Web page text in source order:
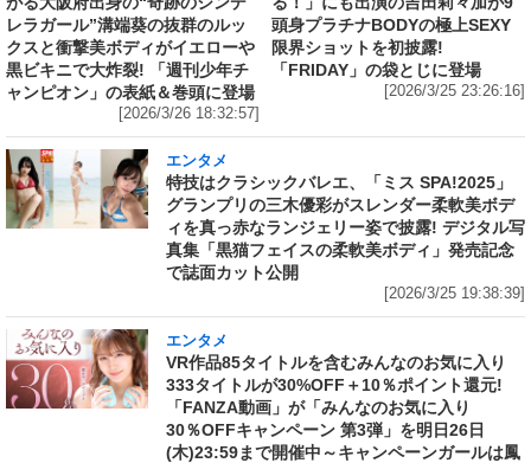
レラガール”溝端葵の抜群のルッ
クスと衝撃美ボディがイエローや
黒ビキニで大炸裂! 「週刊少年チ
ャンピオン」の表紙＆巻頭に登場
[2026/3/26 18:32:57]
頭身プラチナBODYの極上SEXY
限界ショットを初披露!
「FRIDAY」の袋とじに登場
[2026/3/25 23:26:16]
エンタメ
特技はクラシックバレエ、「ミス SPA!2025」
グランプリの三木優彩がスレンダー柔軟美ボデ
ィを真っ赤なランジェリー姿で披露! デジタル写
真集「黒猫フェイスの柔軟美ボディ」発売記念
で誌面カット公開
[2026/3/25 19:38:39]
エンタメ
VR作品85タイトルを含むみんなのお気に入り
333タイトルが30%OFF＋10％ポイント還元!
「FANZA動画」が「みんなのお気に入り
30％OFFキャンペーン 第3弾」を明日26日
(木)23:59まで開催中～キャンペーンガールは鳳